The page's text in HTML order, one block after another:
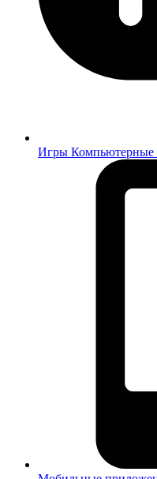
Игры Компьютерные